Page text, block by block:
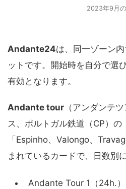
2023年9月
Andante24は、同一ゾーン
ットです。開始時を自分で選
有効となります。
Andante tour （アンダンテ
ス、ポルトガル鉄道（CP）の
「Espinho、Valongo、
まれているカードで、日数別
Andante Tour 1（24h.